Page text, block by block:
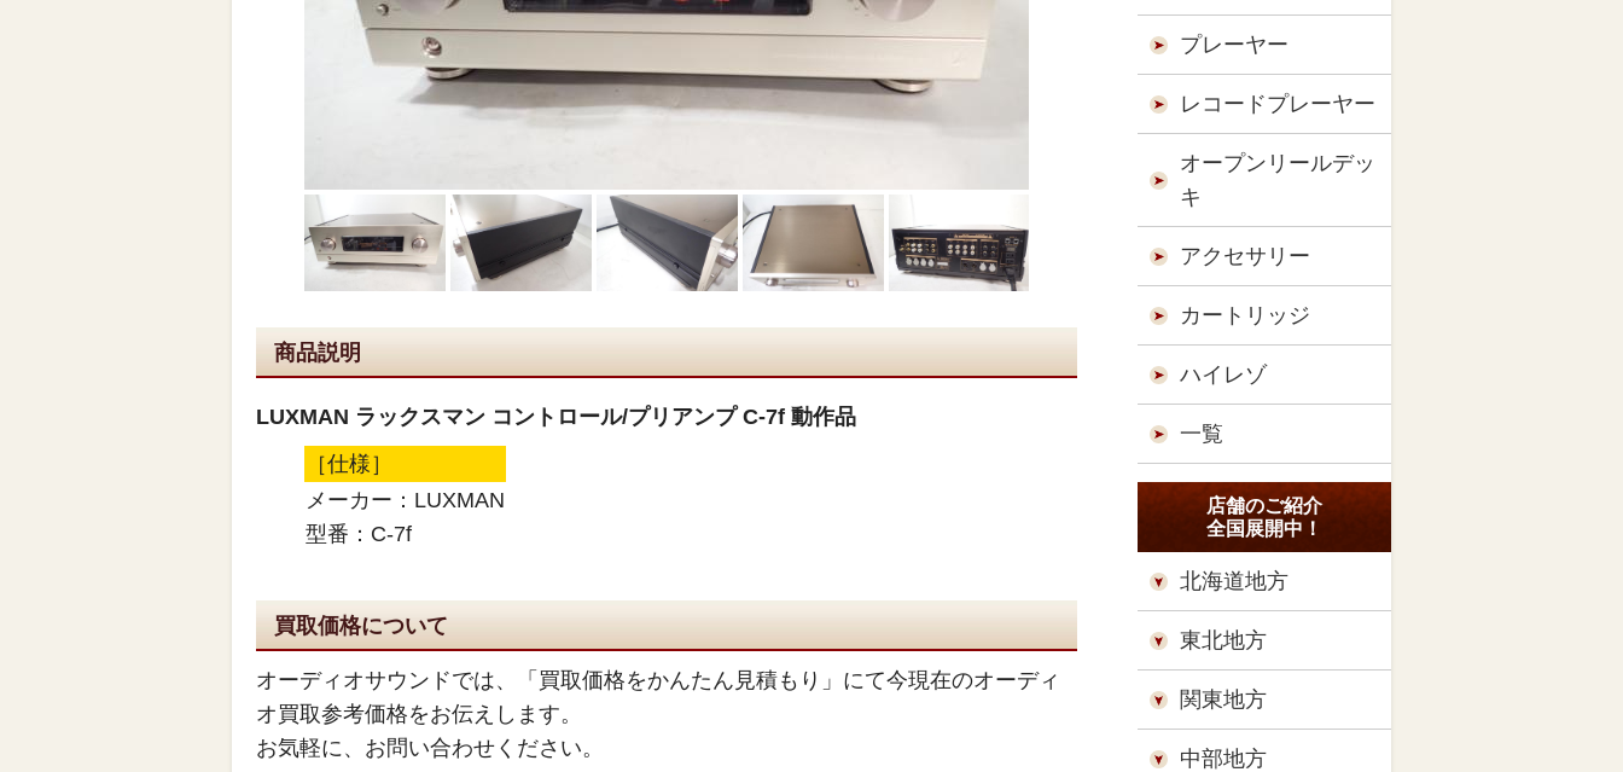
商品説明
LUXMAN ラックスマン コントロール/プリアンプ C-7f 動作品
［仕様］
メーカー：LUXMAN
型番：C-7f
買取価格について
オーディオサウンドでは、「買取価格をかんたん見積もり」にて今現在のオーディ
オ買取参考価格をお伝えします。
お気軽に、お問い合わせください。
プレーヤー
レコードプレーヤー
オープンリールデッ
キ
アクセサリー
カートリッジ
ハイレゾ
一覧
店舗のご紹介
全国展開中！
北海道地方
東北地方
関東地方
中部地方